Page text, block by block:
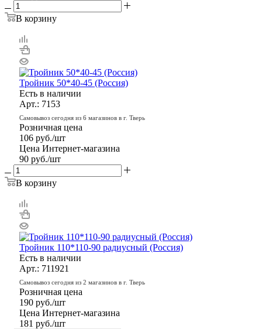
В корзину
Тройник 50*40-45 (Россия)
Есть в наличии
Арт.: 7153
Самовывоз сегодня из 6 магазинов в г. Тверь
Розничная цена
106 руб./шт
Цена Интернет-магазина
90 руб./шт
В корзину
Тройник 110*110-90 радиусный (Россия)
Есть в наличии
Арт.: 711921
Самовывоз сегодня из 2 магазинов в г. Тверь
Розничная цена
190 руб./шт
Цена Интернет-магазина
181 руб./шт